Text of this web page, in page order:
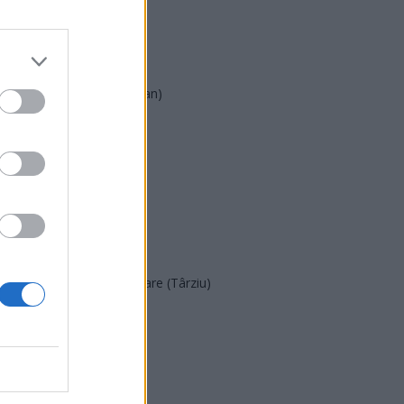
PMP (Tomac)
Forța Dreptei (L. Orban)
SENS
POT (Gavrilă)
Acțiunea Conservatoare (Târziu)
PDF (Lazarus)
PNCR (Terheș)